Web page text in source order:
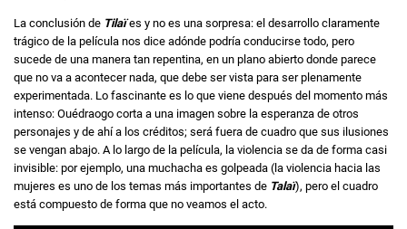
La conclusión de Tilaïes y no es una sorpresa: el desarrollo claramente
trágico de la película nos dice adónde podría conducirse todo, pero
sucede de una manera tan repentina, en un plano abierto donde parece
que no va a acontecer nada, que debe ser vista para ser plenamente
experimentada. Lo fascinante es lo que viene después del momento más
intenso: Ouédraogo corta a una imagen sobre la esperanza de otros
personajes y de ahí a los créditos; será fuera de cuadro que sus ilusiones
se vengan abajo. A lo largo de la película, la violencia se da de forma casi
invisible: por ejemplo, una muchacha es golpeada (la violencia hacia las
mujeres es uno de los temas más importantes de Talaï), pero el cuadro
está compuesto de forma que no veamos el acto.